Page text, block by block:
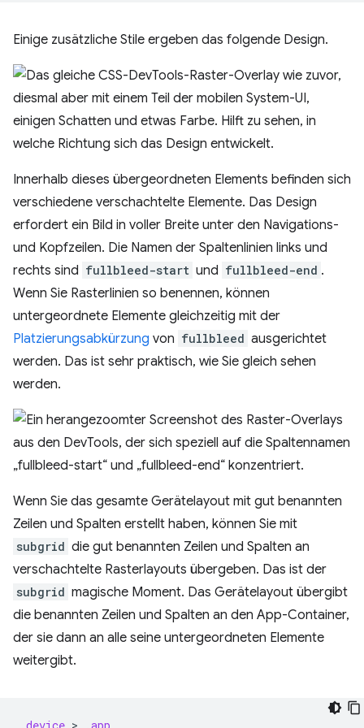
Einige zusätzliche Stile ergeben das folgende Design.
Innerhalb dieses übergeordneten Elements befinden sich
verschiedene verschachtelte Elemente. Das Design
erfordert ein Bild in voller Breite unter den Navigations-
und Kopfzeilen. Die Namen der Spaltenlinien links und
rechts sind fullbleed-start und fullbleed-end .
Wenn Sie Rasterlinien so benennen, können
untergeordnete Elemente gleichzeitig mit der
Platzierungsabkürzung von fullbleed ausgerichtet
werden. Das ist sehr praktisch, wie Sie gleich sehen
werden.
Wenn Sie das gesamte Gerätelayout mit gut benannten
Zeilen und Spalten erstellt haben, können Sie mit
subgrid die gut benannten Zeilen und Spalten an
verschachtelte Rasterlayouts übergeben. Das ist der
subgrid magische Moment. Das Gerätelayout übergibt
die benannten Zeilen und Spalten an den App-Container,
der sie dann an alle seine untergeordneten Elemente
weitergibt.